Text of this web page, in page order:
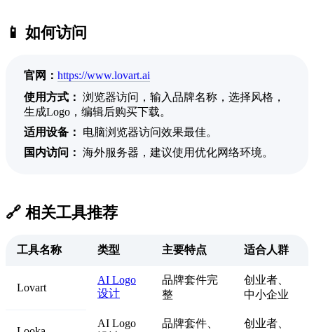
📱 如何访问
官网： https://www.lovart.ai
使用方式： 浏览器访问，输入品牌名称，选择风格，
生成Logo，编辑后购买下载。
适用设备：
电脑浏览器访问效果最佳。
国内访问： 海外服务器，建议使用优化网络环境。
🔗 相关工具推荐
工具名称 类型 主要特点 适合人群
Lovart
AI Logo
设计
品牌套件完
整
创业者、
中小企业
AI Logo
品牌套件、
创业者、